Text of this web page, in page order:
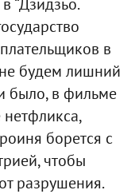
в
будем лишний
было, в фильме
нетфликса,
борется с
чтобы
разрушения.